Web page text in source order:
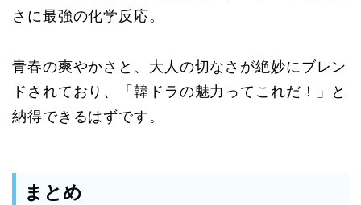
さに最強の化学反応。
青春の爽やかさと、大人の切なさが絶妙にブレン
ドされており、「韓ドラの魅力ってこれだ！」と
納得できるはずです。
まとめ